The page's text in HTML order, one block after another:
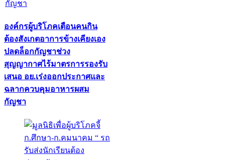
องค์กรผู้บริโภคเตือนคนกิน
ต้องสังเกตอาการข้างเคียงเอง
ปลดล็อกกัญชาช่วง
สุญญากาศไร้มาตรการรองรับ
เสนอ อย.เร่งออกประกาศและ
ฉลากควบคุมอาหารผสม
กัญชา